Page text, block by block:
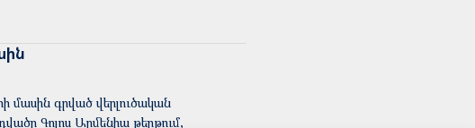
մասին գրված վերլուծական
Գոլոս Արմենիա թերթում,